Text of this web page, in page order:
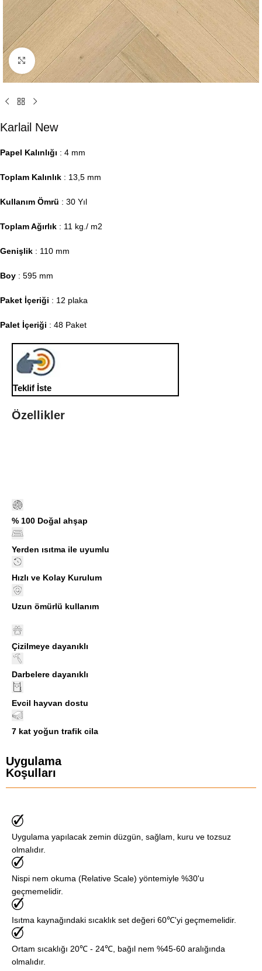
Click to enlarge
Karlail New
Papel Kalınlığı : 4 mm
Toplam Kalınlık : 13,5 mm
Kullanım Ömrü : 30 Yıl
Toplam Ağırlık : 11 kg./ m2
Genişlik : 110 mm
Boy : 595 mm
Paket İçeriği : 12 plaka
Palet İçeriği : 48 Paket
Teklif İste
Özellikler
% 100 Doğal ahşap
Yerden ısıtma ile uyumlu
Hızlı ve Kolay Kurulum
Uzun ömürlü kullanım
Çizilmeye dayanıklı
Darbelere dayanıklı
Evcil hayvan dostu
7 kat yoğun trafik cila
Uygulama
Koşulları
Uygulama yapılacak zemin düzgün, sağlam, kuru ve tozsuz
olmalıdır.
Nispi nem okuma (Relative Scale) yöntemiyle %30'u
geçmemelidir.
Isıtma kaynağındaki sıcaklık set değeri 60℃'yi geçmemelidir.
Ortam sıcaklığı 20℃ - 24℃, bağıl nem %45-60 aralığında
olmalıdır.